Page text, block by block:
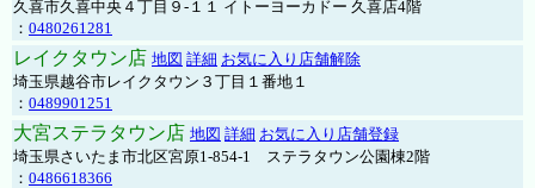
久喜市久喜中央４丁目９-１１ イトーヨーカドー 久喜店4階
： 0480261281
レイクタウン店 地図 詳細 お気に入り店舗解除
埼玉県越谷市レイクタウン３丁目１番地１
： 0489901251
大宮ステラタウン店 地図 詳細 お気に入り店舗登録
埼玉県さいたま市北区宮原1-854-1 ステラタウン公園棟2階
： 0486618366